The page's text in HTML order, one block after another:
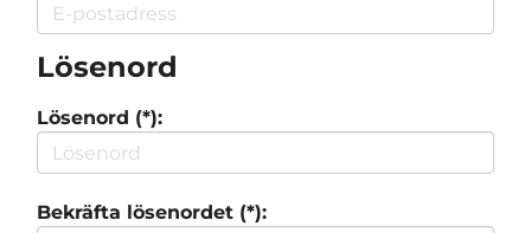
Lösenord
Lösenord (*):
Bekräfta lösenordet (*):